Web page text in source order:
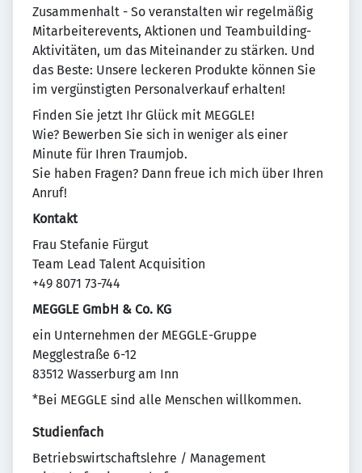
Zusammenhalt - So veranstalten wir regelmäßig
Mitarbeiterevents, Aktionen und Teambuilding-
Aktivitäten, um das Miteinander zu stärken. Und
das Beste: Unsere leckeren Produkte können Sie
im vergünstigten Personalverkauf erhalten!
Finden Sie jetzt Ihr Glück mit MEGGLE!
Wie? Bewerben Sie sich in weniger als einer
Minute für Ihren Traumjob.
Sie haben Fragen? Dann freue ich mich über Ihren
Anruf!
Kontakt
Frau Stefanie Fürgut
Team Lead Talent Acquisition
+49 8071 73-744
MEGGLE GmbH & Co. KG
ein Unternehmen der MEGGLE-Gruppe
Megglestraße 6-12
83512 Wasserburg am Inn
*Bei MEGGLE sind alle Menschen willkommen.
Studienfach
Betriebswirtschaftslehre / Management